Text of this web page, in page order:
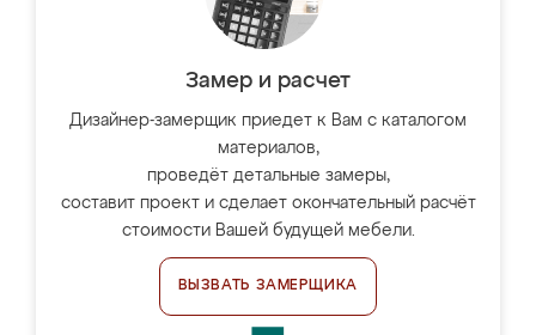
Замер и расчет
Дизайнер-замерщик приедет к Вам с каталогом
материалов,
проведёт детальные замеры,
составит проект и сделает окончательный расчёт
стоимости Вашей будущей мебели.
ВЫЗВАТЬ ЗАМЕРЩИКА